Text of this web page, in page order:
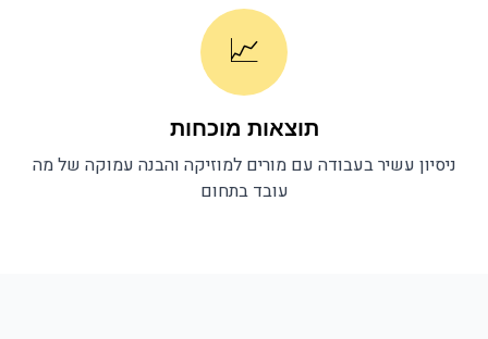
📈
תוצאות מוכחות
ניסיון עשיר בעבודה עםמורים למוזיקה והבנה עמוקה של מה
עובד בתחום